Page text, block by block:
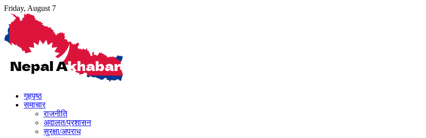
Skip
content
Friday, August 7
गृहपृष्ठ
समाचार
राजनीति
अदालत/प्रशासन
सुरक्षा/अपराध